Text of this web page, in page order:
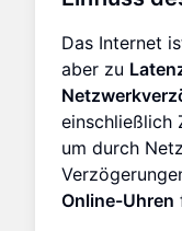
Das Internet
aber zu
einschließlich
um durch
Online-Uhren